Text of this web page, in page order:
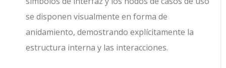
se disponen visualmente en forma de
anidamiento, demostrando explícitamente la
estructura interna y las interacciones.